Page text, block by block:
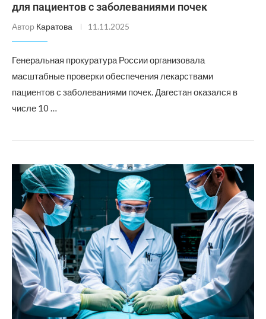
для пациентов с заболеваниями почек
Автор Каратова 11.11.2025
Генеральная прокуратура России организовала
масштабные проверки обеспечения лекарствами
пациентов с заболеваниями почек. Дагестан оказался в
числе 10 …